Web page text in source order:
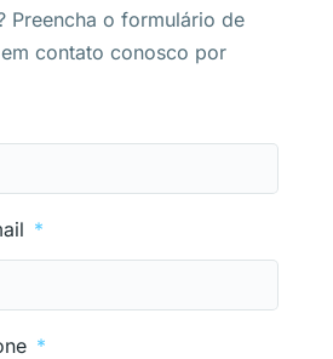
Preencha o formulário de
contato conosco por